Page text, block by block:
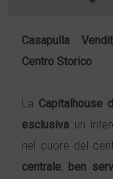
Casapulla
Centro Storico
La Capitalhouse
esclusiva un
nel cuore del
centrale, ben